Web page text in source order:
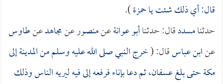
قال: أي ذلك شئت ياحمزة).
حدثنامسددقال: حدثناأبو عوانةعنمنصورعنمجاهدعنطاوس
عنابن عباسقال: (خرج النبي صلى الله عليه وسلم من المدينة إلى
مكة حتى بلغ عسفان، ثم دعا بإناء فرفعه إلى فيه ليريه الناس وذلك